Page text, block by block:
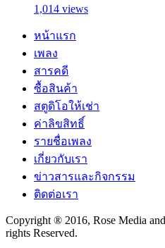
1,014 views
หน้าแรก
เพลง
สารคดี
ซื้อสินค้า
สตูดิโอให้เช่า
ค่าลิขสิทธิ์
รายชื่อเพลง
เกี่ยวกับเรา
ข่าวสารและกิจกรรม
ติดต่อเรา
Copyright ® 2016, Rose Media
rights Reserved.